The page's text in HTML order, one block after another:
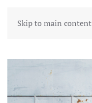
Skip to main content